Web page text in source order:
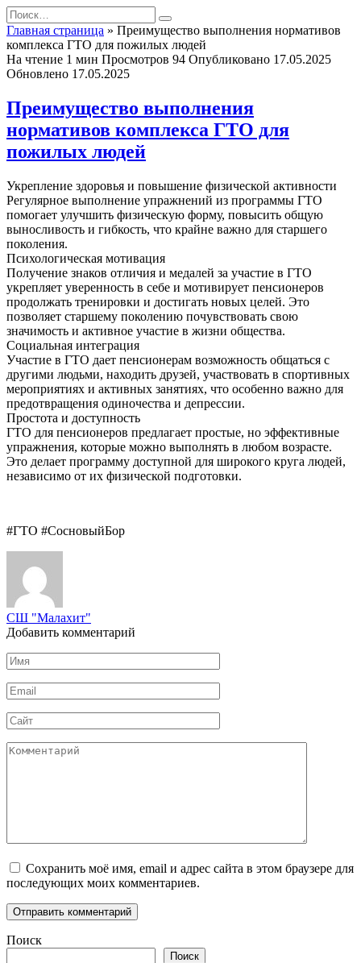
Перейти
к
содержанию
Search
for:
Главная страница » Преимущество выполнения нормативов
комплекса ГТО для пожилых людей
На чтение 1 мин Просмотров 94 Опубликовано 17.05.2025
Обновлено 17.05.2025
Преимущество выполнения
нормативов комплекса ГТО для
пожилых людей
Укрепление здоровья и повышение физической активности
Регулярное выполнение упражнений из программы ГТО
помогает улучшить физическую форму, повысить общую
выносливость и гибкость, что крайне важно для старшего
поколения.
Психологическая мотивация
Получение знаков отличия и медалей за участие в ГТО
укрепляет уверенность в себе и мотивирует пенсионеров
продолжать тренировки и достигать новых целей. Это
позволяет старшему поколению почувствовать свою
значимость и активное участие в жизни общества.
Социальная интеграция
Участие в ГТО дает пенсионерам возможность общаться с
другими людьми, находить друзей, участвовать в спортивных
мероприятиях и активных занятиях, что особенно важно для
предотвращения одиночества и депрессии.
Простота и доступность
ГТО для пенсионеров предлагает простые, но эффективные
упражнения, которые можно выполнять в любом возрасте.
Это делает программу доступной для широкого круга людей,
независимо от их физической подготовки.
#ГТО #СосновыйБор
СШ "Малахит"
Добавить комментарий
Имя
*
Email
*
Сайт
Комментарий
Сохранить моё имя, email и адрес сайта в этом браузере для
последующих моих комментариев.
Поиск
Поиск